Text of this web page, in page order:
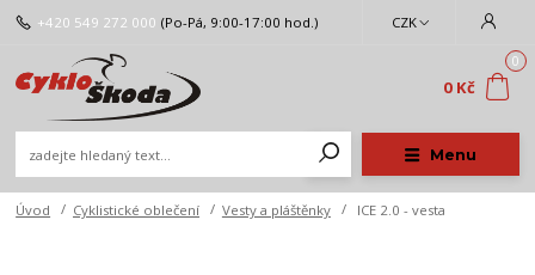
Menu
CZK
+420 549 272 000 (Po-Pá, 9:00-17:00 hod.)
0
0 Kč
Úvod Cyklistické oblečení Vesty a pláštěnky ICE 2.0 - vesta